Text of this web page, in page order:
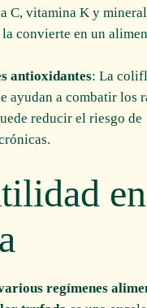
C, vitamina K y
convierte en un
antioxidantes: La
ayudan a combatir los
reducir el riesgo de
regímenes